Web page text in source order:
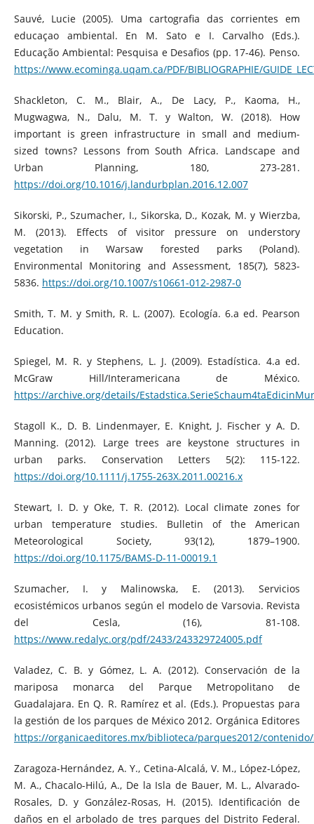
Sauvé, Lucie (2005). Uma cartografia das corrientes em
educaçao ambiental. En M. Sato e I. Carvalho (Eds.).
Educação Ambiental: Pesquisa e Desafios (pp. 17-46). Penso.
https://www.ecominga.uqam.ca/PDF/BIBLIOGRAPHIE/
Shackleton, C. M., Blair, A., De Lacy, P., Kaoma, H.,
Mugwagwa, N., Dalu, M. T. y Walton, W. (2018). How
important is green infrastructure in small and medium-
sized towns? Lessons from South Africa. Landscape and
Urban Planning, 180, 273-281.
https://doi.org/10.1016/j.landurbplan.2016.12.007
Sikorski, P., Szumacher, I., Sikorska, D., Kozak, M. y Wierzba,
M. (2013). Effects of visitor pressure on understory
vegetation in Warsaw forested parks (Poland).
Environmental Monitoring and Assessment, 185(7), 5823-
5836. https://doi.org/10.1007/s10661-012-2987-0
Smith, T. M. y Smith, R. L. (2007). Ecología. 6.a ed. Pearson
Education.
Spiegel, M. R. y Stephens, L. J. (2009). Estadística. 4.a ed.
McGraw Hill/Interamericana de México.
https://archive.org/details/
Stagoll K., D. B. Lindenmayer, E. Knight, J. Fischer y A. D.
Manning. (2012). Large trees are keystone structures in
urban parks. Conservation Letters 5(2): 115-122.
https://doi.org/10.1111/j.1755-263X.2011.00216.x
Stewart, I. D. y Oke, T. R. (2012). Local climate zones for
urban temperature studies. Bulletin of the American
Meteorological Society, 93(12), 1879–1900.
https://doi.org/10.1175/BAMS-D-11-00019.1
Szumacher, I. y Malinowska, E. (2013). Servicios
ecosistémicos urbanos según el modelo de Varsovia. Revista
del Cesla, (16), 81-108.
https://www.redalyc.org/pdf/2433/243329724005.pdf
Valadez, C. B. y Gómez, L. A. (2012). Conservación de la
mariposa monarca del Parque Metropolitano de
Guadalajara. En Q. R. Ramírez et al. (Eds.). Propuestas para
la gestión de los parques de México 2012. Orgánica Editores
https://organicaeditores.mx/biblioteca/parques2012/contenido/
Zaragoza-Hernández, A. Y., Cetina-Alcalá, V. M., López-López,
M. A., Chacalo-Hilú, A., De la Isla de Bauer, M. L., Alvarado-
Rosales, D. y González-Rosas, H. (2015). Identificación de
daños en el arbolado de tres parques del Distrito Federal.